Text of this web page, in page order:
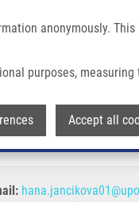
anonymously.
purposes,
Accept all